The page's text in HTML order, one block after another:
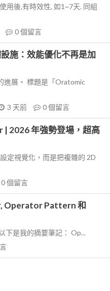
用後,有時效性, 如1~7天. 同組
0個留言
施：效能優化不再是加
進展。 標題是「Oratomic
3 天前 0個留言
| 2026 年強勢登場，超高
定視覺化，而是把複雜的 2D
0個留言
Operator Pattern 和
下是我的摘要筆記： Op...